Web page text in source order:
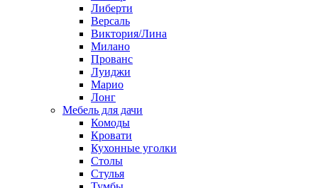
Либерти
Версаль
Виктория/Лина
Милано
Прованс
Луиджи
Марио
Лонг
Мебель для дачи
Комоды
Кровати
Кухонные уголки
Столы
Стулья